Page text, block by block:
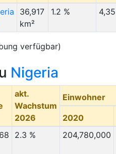
36,917
km²
1.2 %
verfügbar)
Nigeria
akt.
Wachstum
2026
Einwohner
2020
2.3 % 204,780,000